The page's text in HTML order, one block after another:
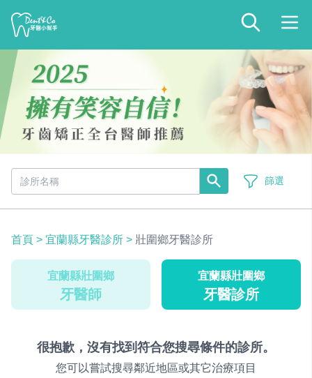
篩選
首頁 > 宜蘭縣牙醫診所 > 壯圍鄉牙醫診所
宜蘭縣壯圍鄉
牙醫師
宜蘭縣壯圍鄉
牙醫診所
很抱歉，沒有找到符合您搜尋條件的診所。
您可以嘗試搜尋鄰近地區或其它治療項目